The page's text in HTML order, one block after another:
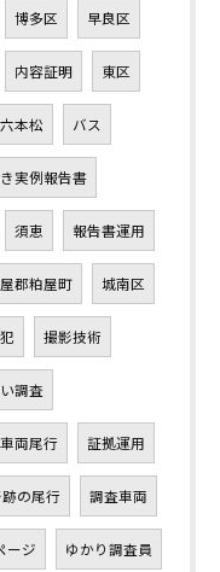
博多区 早良区
内容証明 東区
本松 バス
実例報告書
須恵 報告書運用
郡粕屋町 城南区
撮影技術
調査
車両尾行 証拠運用
の尾行 調査車両
ージ ゆかり調査員